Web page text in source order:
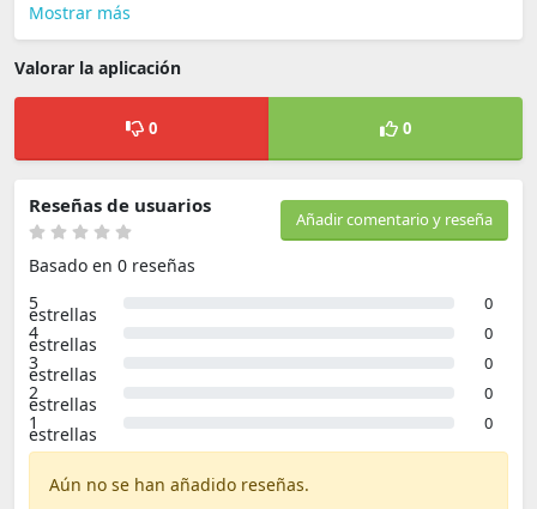
Mostrar más
Valorar la aplicación
0 0
Añadir comentario y reseña
Reseñas de usuarios
Basado en 0 reseñas
5
estrellas 0
4
estrellas 0
3
estrellas 0
2
estrellas 0
1
estrellas 0
Aún no se han añadido reseñas.